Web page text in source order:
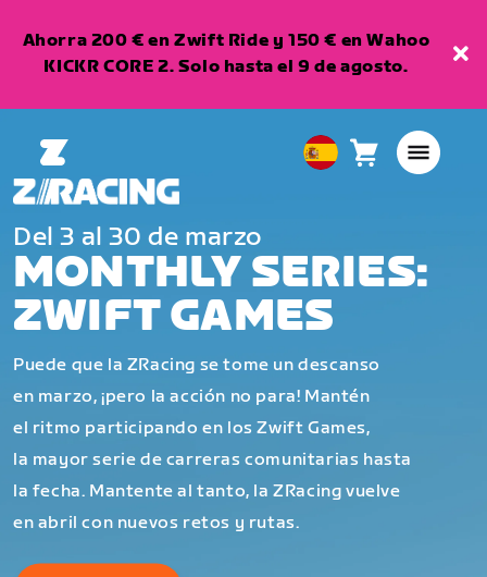
Ahorra 200 € en Zwift Ride y 150 € en Wahoo
KICKR CORE 2. Solo hasta el 9 de agosto.
EuropeanCarro0
Del 3 al 30 de marzo
MONTHLY SERIES:
ZWIFT GAMES
Puede que la ZRacing se tome un descanso
en marzo, ¡pero la acción no para! Mantén
el ritmo participando en los Zwift Games,
la mayor serie de carreras comunitarias hasta
la fecha. Mantente al tanto, la ZRacing vuelve
en abril con nuevos retos y rutas.